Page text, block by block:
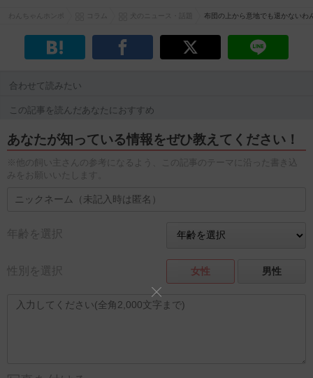
布団の上から意地でも退かない
合わせて読みたい
この記事を読んだあなたにおすすめ
あなたが知っている情報をぜひ教えてください！
※他の飼い主さんの参考になるよう、この記事のテーマに沿った書き込
みをお願いいたします。
年齢を選択
性別を選択 女性 男性